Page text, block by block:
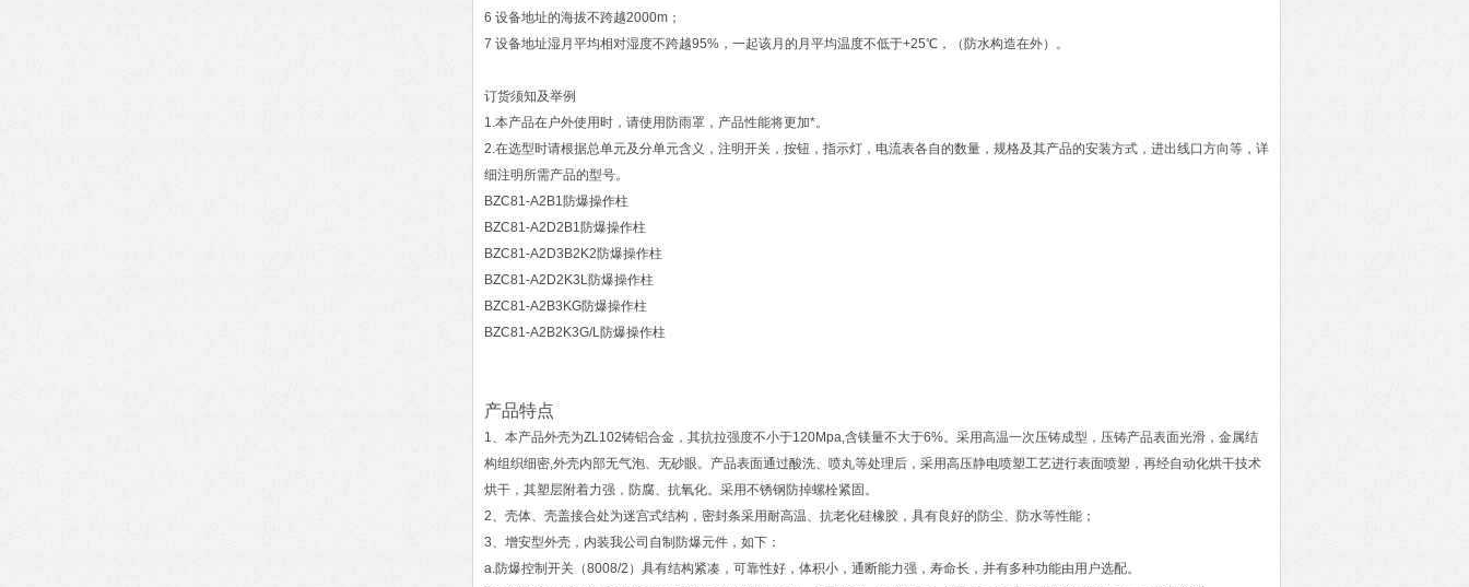
6 设备地址的海拔不跨越2000m；
7 设备地址湿月平均相对湿度不跨越95%，一起该月的月平均温度不低于+25℃，（防水构造在外）。
订货须知及举例
1.本产品在户外使用时，请使用防雨罩，产品性能将更加*。
2.在选型时请根据总单元及分单元含义，注明开关，按钮，指示灯，电流表各自的数量，规格及其产品的安装方式，进出线口方向等，详
细注明所需产品的型号。
BZC81-A2B1防爆操作柱
BZC81-A2D2B1防爆操作柱
BZC81-A2D3B2K2防爆操作柱
BZC81-A2D2K3L防爆操作柱
BZC81-A2B3KG防爆操作柱
BZC81-A2B2K3G/L防爆操作柱
产品特点
1、本产品外壳为ZL102铸铝合金，其抗拉强度不小于120Mpa,含镁量不大于6%。采用高温一次压铸成型，压铸产品表面光滑，金属结
构组织细密,外壳内部无气泡、无砂眼。产品表面通过酸洗、喷丸等处理后，采用高压静电喷塑工艺进行表面喷塑，再经自动化烘干技术
烘干，其塑层附着力强，防腐、抗氧化。采用不锈钢防掉螺栓紧固。
2、壳体、壳盖接合处为迷宫式结构，密封条采用耐高温、抗老化硅橡胶，具有良好的防尘、防水等性能；
3、增安型外壳，内装我公司自制防爆元件，如下：
a.防爆控制开关（8008/2）具有结构紧凑，可靠性好，体积小，通断能力强，寿命长，并有多种功能由用户选配。